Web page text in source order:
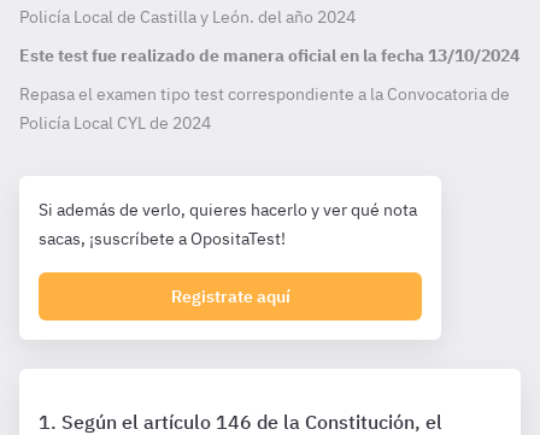
Policía Local de Castilla y León. del año 2024
Este test fue realizado de manera oficial en la fecha 13/10/2024
Repasa el examen tipo test correspondiente a la Convocatoria de
Policía Local CYL de 2024
Si además de verlo, quieres hacerlo y ver qué nota
sacas, ¡suscríbete a OpositaTest!
Registrate aquí
Según el artículo 146 de la Constitución, el